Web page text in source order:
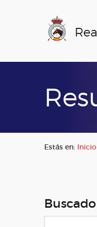
Estás en: Inicio